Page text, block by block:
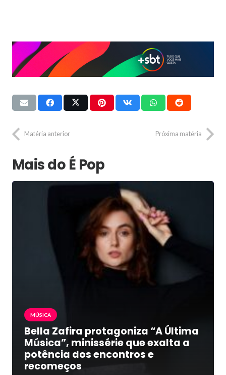
Matéria anterior Próxima matéria
Mais do É Pop
MÚSICA
Bella Zafira protagoniza “A Última
Música”, minissérie que exalta a
potência dos encontros e
recomeços